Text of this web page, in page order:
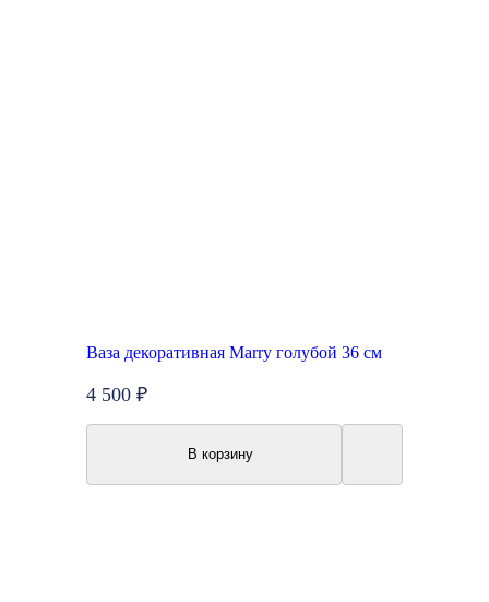
Ваза декоративная Marry голубой 36 см
4 500 ₽
В корзину